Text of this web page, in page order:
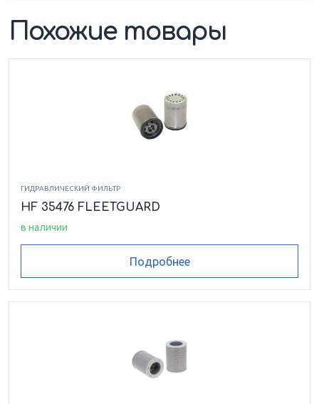
Похожие товары
ГИДРАВЛИЧЕСКИЙ ФИЛЬТР
HF 35476 FLEETGUARD
в наличии
Подробнее